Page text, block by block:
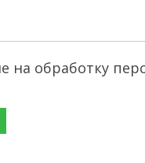
на обработку